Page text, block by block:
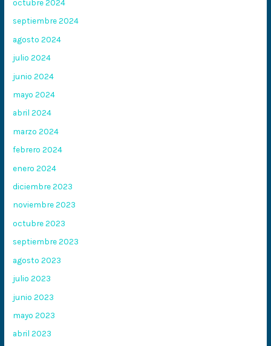
octubre 2024
septiembre 2024
agosto 2024
julio 2024
junio 2024
mayo 2024
abril 2024
marzo 2024
febrero 2024
enero 2024
diciembre 2023
noviembre 2023
octubre 2023
septiembre 2023
agosto 2023
julio 2023
junio 2023
mayo 2023
abril 2023